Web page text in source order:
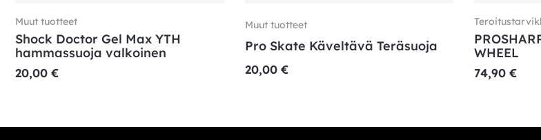
Muut tuotteet
Shock Doctor Gel Max YTH
hammassuoja valkoinen
20,00 €
Muut tuotteet
Pro Skate Käveltävä Teräsuoja
20,00 €
WHEEL
74,90 €